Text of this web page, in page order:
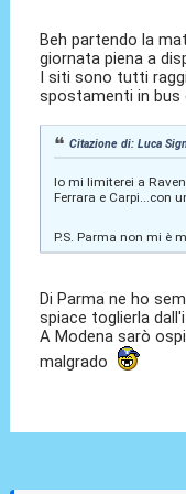
Beh partendo la
giornata piena a
I siti sono tutti
spostamenti in bus
Citazione di: Luca
Io mi limiterei a
Ferrara e Carpi...con
P.S. Parma non mi è
Di Parma ne ho
spiace toglierla
A Modena sarò
malgrado